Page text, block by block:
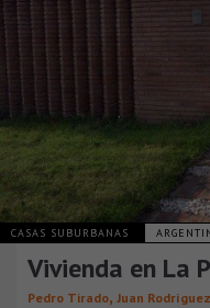
CASAS SUBURBANAS
Vivienda en La
Pedro Tirado, Juan